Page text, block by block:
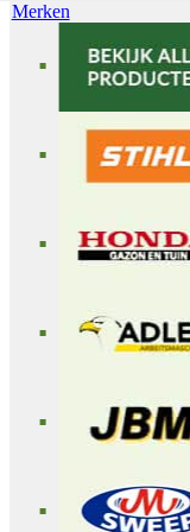
Merken